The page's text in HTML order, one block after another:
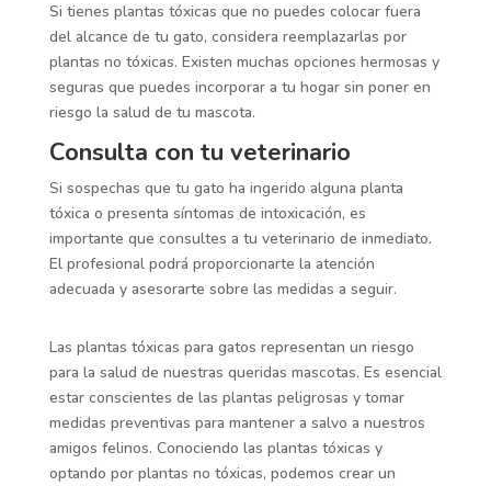
Si tienes plantas tóxicas que no puedes colocar fuera
del alcance de tu gato, considera reemplazarlas por
plantas no tóxicas. Existen muchas opciones hermosas y
seguras que puedes incorporar a tu hogar sin poner en
riesgo la salud de tu mascota.
Consulta con tu veterinario
Si sospechas que tu gato ha ingerido alguna planta
tóxica o presenta síntomas de intoxicación, es
importante que consultes a tu veterinario de inmediato.
El profesional podrá proporcionarte la atención
adecuada y asesorarte sobre las medidas a seguir.
Las plantas tóxicas para gatos representan un riesgo
para la salud de nuestras queridas mascotas. Es esencial
estar conscientes de las plantas peligrosas y tomar
medidas preventivas para mantener a salvo a nuestros
amigos felinos. Conociendo las plantas tóxicas y
optando por plantas no tóxicas, podemos crear un